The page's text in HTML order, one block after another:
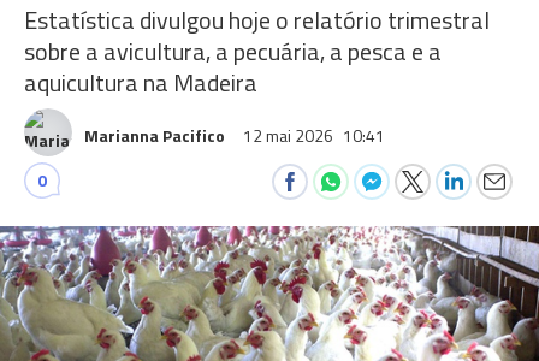
Estatística divulgou hoje o relatório trimestral
sobre a avicultura, a pecuária, a pesca e a
aquicultura na Madeira
Marianna Pacifico 12 mai 2026 10:41
0